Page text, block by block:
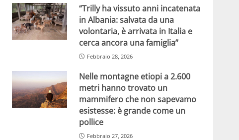
“Trilly ha vissuto anni incatenata
in Albania: salvata da una
volontaria, è arrivata in Italia e
cerca ancora una famiglia”
Febbraio 28, 2026
Nelle montagne etiopi a 2.600
metri hanno trovato un
mammifero che non sapevamo
esistesse: è grande come un
pollice
Febbraio 27, 2026